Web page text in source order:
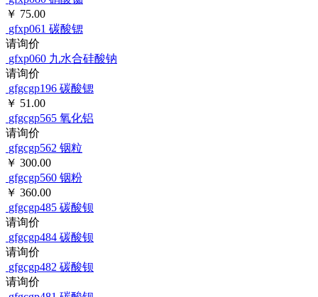
￥ 75.00
gfxp061碳酸锶
请询价
gfxp060九水合硅酸钠
请询价
gfgcgp196碳酸锶
￥ 51.00
gfgcgp565氧化铝
请询价
gfgcgp562铟粒
￥ 300.00
gfgcgp560铟粉
￥ 360.00
gfgcgp485碳酸钡
请询价
gfgcgp484碳酸钡
请询价
gfgcgp482碳酸钡
请询价